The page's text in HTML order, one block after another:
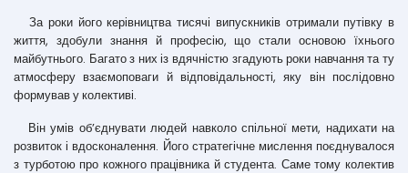
За роки його керівництва тисячі випускників отримали путівку в
життя, здобули знання й професію, що стали основою їхнього
майбутнього. Багато з них із вдячністю згадують роки навчання та ту
атмосферу взаємоповаги й відповідальності, яку він послідовно
формував у колективі.
Він умів об’єднувати людей навколо спільної мети, надихати на
розвиток і вдосконалення. Його стратегічне мислення поєднувалося
з турботою про кожного працівника й студента. Саме тому колектив